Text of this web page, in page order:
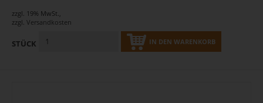
zzgl. 19% MwSt.
zzgl. Versandkosten
STÜCK IN DEN WARENKORB